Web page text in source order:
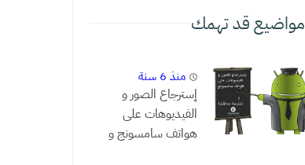
مواضيع قد تهمك
منذ 6 سنة
إسترجاع الصور و
الفيديوهات على
هواتف سامسونج و